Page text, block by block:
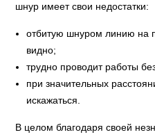
шнур имеет свои недостатки:
отбитую шнуром линию на
видно;
трудно проводит работы
при значительных
искажаться.
В целом благодаря своей